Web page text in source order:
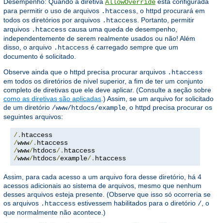
AllowOverride
para permitir o uso de arquivos .htaccess , o httpd procurará em
todos os diretórios por arquivos .htaccess . Portanto, permitir
arquivos .htaccess causa uma queda de desempenho,
independentemente de serem realmente usados ou não! Além
disso, o arquivo .htaccess é carregado sempre que um
documento é solicitado.
Observe ainda que o httpd precisa procurar arquivos .htaccess
em todos os diretórios de nível superior, a fim de ter um conjunto
completo de diretivas que ele deve aplicar. (Consulte a seção sobre
como as diretivas são aplicadas .) Assim, se um arquivo for solicitado
de um diretório /www/htdocs/example , o httpd precisa procurar os
seguintes arquivos:
/.
/www/.
/www/htdocs/.
/www/htdocs/example/. htaccess
Assim, para cada acesso a um arquivo fora desse diretório, há 4
acessos adicionais ao sistema de arquivos, mesmo que nenhum
desses arquivos esteja presente. (Observe que isso só ocorreria se
os arquivos .htaccess estivessem habilitados para o diretório / , o
que normalmente não acontece.)